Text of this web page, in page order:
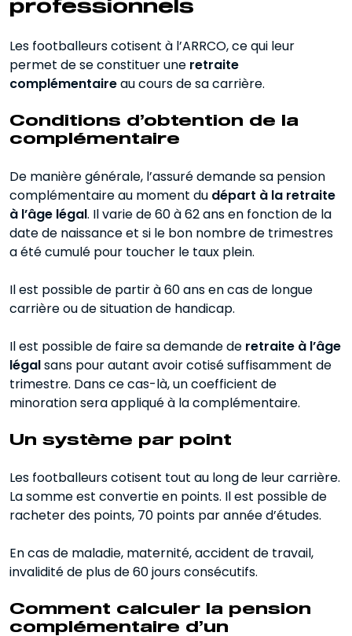
professionnels
Les footballeurs cotisent à l’ARRCO, ce qui leur
permet de se constituer une retraite
complémentaireau cours de sa carrière.
Conditions d’obtention de la
complémentaire
De manière générale, l’assuré demande sa pension
complémentaire au moment du départ à la retraite
à l’âge légal. Il varie de 60 à 62 ans en fonction de la
date de naissance et si le bon nombre de trimestres
a été cumulé pour toucher le taux plein.
Il est possible de partir à 60 ans en cas de longue
carrière ou de situation de handicap.
Il est possible de faire sa demande de retraite à l’âge
légalsans pour autant avoir cotisé suffisamment de
trimestre. Dans ce cas-là, un coefficient de
minoration sera appliqué à la complémentaire.
Un système par point
Les footballeurs cotisent tout au long de leur carrière.
La somme est convertie en points. Il est possible de
racheter des points, 70 points par année d’études.
En cas de maladie, maternité, accident de travail,
invalidité de plus de 60 jours consécutifs.
Comment calculer la pension
complémentaire d’un